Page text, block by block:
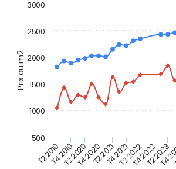
Prix au m2
T2 2019T4 2019T2 2020T4 2020T2 2021T4 2021T2 2022T4 2022T2 2023
T4
500
1000
1500
2000
2500
3000